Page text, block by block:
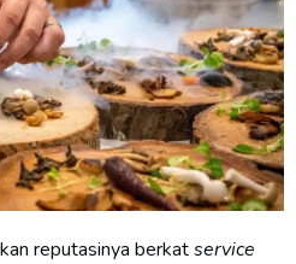
reputasinya berkatservice